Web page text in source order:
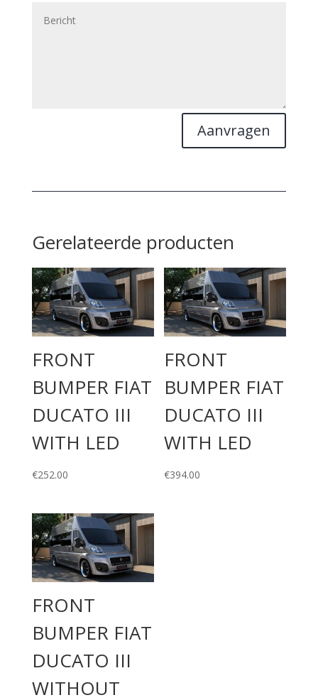
Aanvragen
Gerelateerde producten
FRONT
BUMPER FIAT
DUCATO III
WITH LED
€252.00
FRONT
BUMPER FIAT
DUCATO III
WITH LED
€394.00
FRONT
BUMPER FIAT
DUCATO III
WITHOUT